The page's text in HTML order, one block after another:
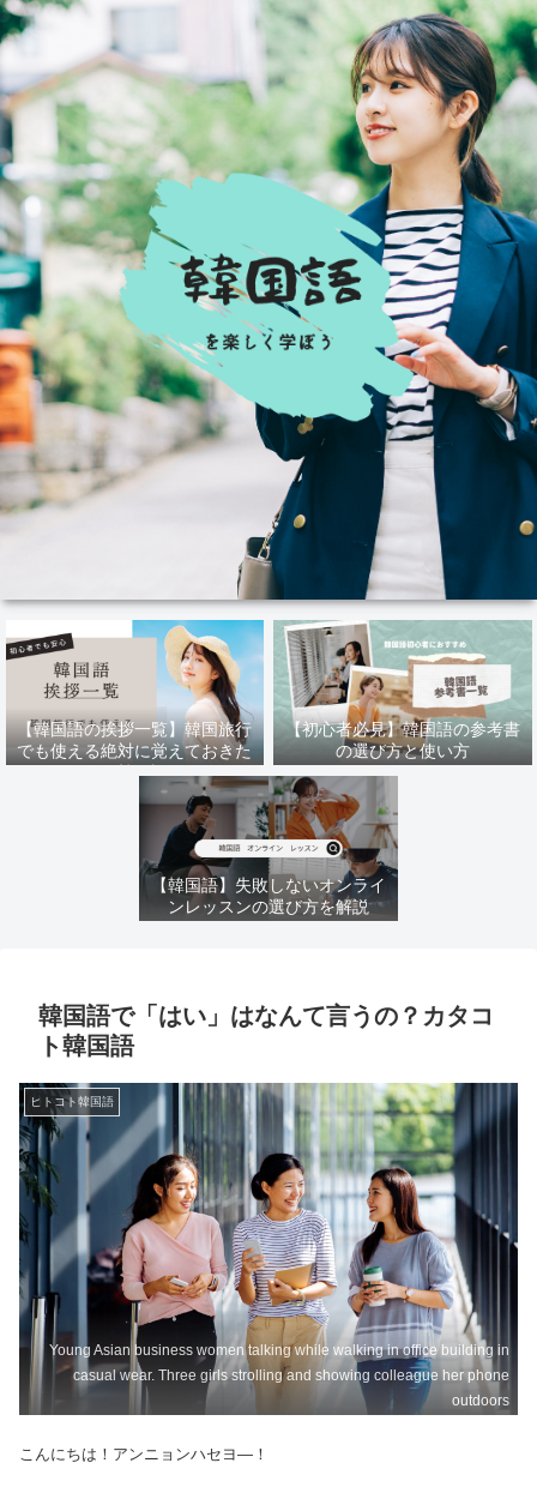
【韓国語の挨拶一覧】韓国旅行
でも使える絶対に覚えておきた
い韓国語
【初心者必見】韓国語の参考書
の選び方と使い方
【韓国語】失敗しないオンライ
ンレッスンの選び方を解説
韓国語で「はい」はなんて言うの？カタコ
ト韓国語
ヒトコト韓国語
Young Asian business women talking while walking in office building in
casual wear. Three girls strolling and showing colleague her phone
outdoors
こんにちは！アンニョンハセヨ―！